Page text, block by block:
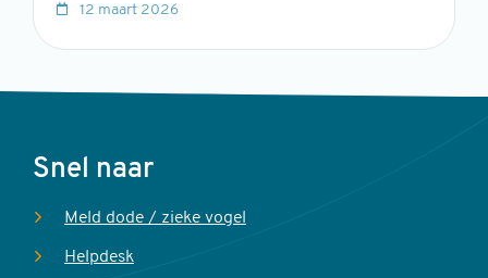
12 maart 2026
Voet
Snel naar
Meld dode / zieke vogel
Helpdesk